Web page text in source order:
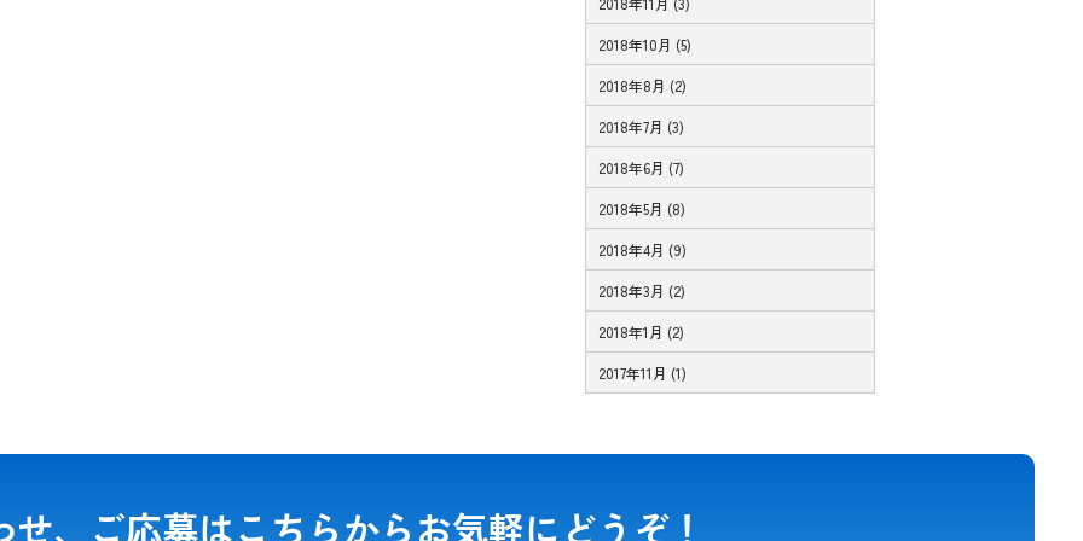
2018年10月 (5)
2018年8月 (2)
2018年7月 (3)
2018年6月 (7)
2018年5月 (8)
2018年4月 (9)
2018年3月 (2)
2018年1月 (2)
2017年11月 (1)
せ、ご応募はこちらからお気軽にどうぞ！